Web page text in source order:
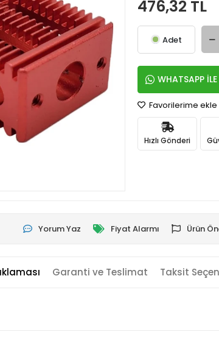
476,32 TL
Adet
WHATSAPP
Favorilerime ekle
Hızlı Gönderi
Yorum Yaz Fiyat Alarmı Ürün
Garanti ve Teslimat Taksit